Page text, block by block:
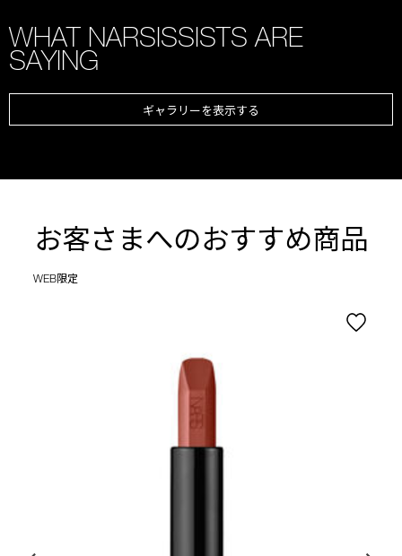
WHAT NARSISSISTS ARE
SAYING
ギャラリーを表示する
お客さまへのおすすめ商品
WEB限定